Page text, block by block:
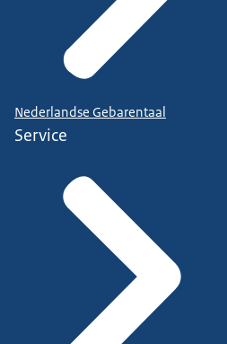
Nederlandse Gebarentaal
Service